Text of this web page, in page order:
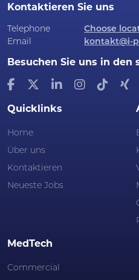
Kontaktieren Sie uns
Telephone
Choose
Email
kontakt@i-
Besuchen Sie uns in den
Quicklinks
Home
Über uns
Kontaktieren
Neueste Jobs
MedTech
Commercial